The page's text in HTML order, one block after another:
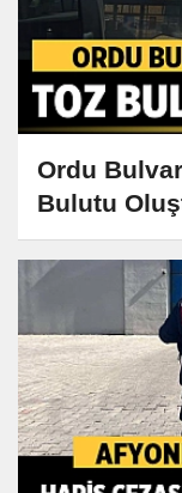
Ordu
Bulutu